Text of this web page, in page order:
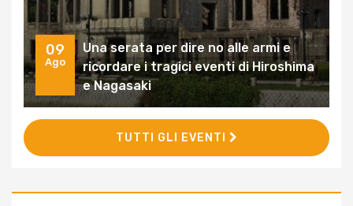
09
Ago
Una serata per dire no alle armi e
ricordare i tragici eventi di Hiroshima
e Nagasaki
TUTTI GLI EVENTI